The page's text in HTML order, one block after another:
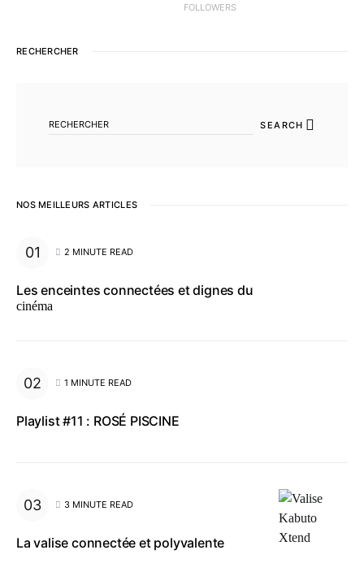
FOLLOWERS
RECHERCHER
SEARCH
NOS MEILLEURS ARTICLES
2 MINUTE READ
Les enceintes connectées et dignes du
cinéma
1 MINUTE READ
Playlist #11 : ROSÉ PISCINE
3 MINUTE READ
La valise connectée et polyvalente